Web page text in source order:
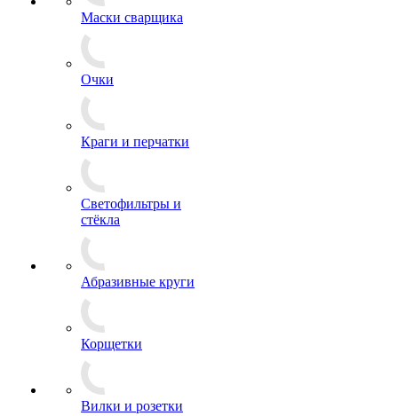
Маски сварщика
Очки
Краги и перчатки
Светофильтры и
стёкла
Абразивные круги
Корщетки
Вилки и розетки